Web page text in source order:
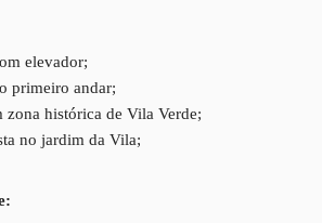
elevador;
primeiro andar;
zona histórica de Vila Verde;
no jardim da Vila;